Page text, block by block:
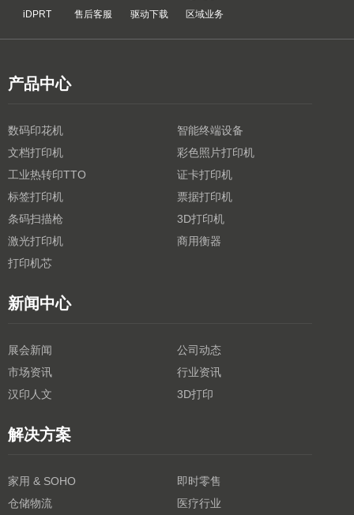
iDPRT 售后客服 驱动下载 区域业务
产品中心
数码印花机
智能终端设备
文档打印机
彩色照片打印机
工业热转印TTO
证卡打印机
标签打印机
票据打印机
条码扫描枪
3D打印机
激光打印机
商用衡器
打印机芯
新闻中心
展会新闻
公司动态
市场资讯
行业资讯
汉印人文
3D打印
解决方案
家用 & SOHO
即时零售
仓储物流
医疗行业